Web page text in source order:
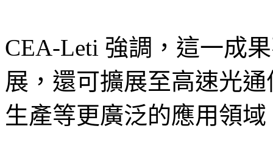
CEA-Leti 強調，這一成
展，還可擴展至高速光
生產等更廣泛的應用領域